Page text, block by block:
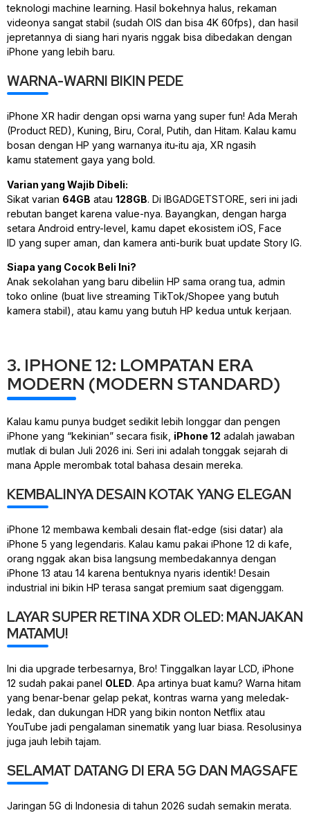
teknologi machine learning. Hasil bokehnya halus, rekaman
videonya sangat stabil (sudah OIS dan bisa 4K 60fps), dan hasil
jepretannya di siang hari nyaris nggak bisa dibedakan dengan
iPhone yang lebih baru.
WARNA-WARNI BIKIN PEDE
iPhone XR hadir dengan opsi warna yang super fun! Ada Merah
(Product RED), Kuning, Biru, Coral, Putih, dan Hitam. Kalau kamu
bosan dengan HP yang warnanya itu-itu aja, XR ngasih
kamu statement gaya yang bold.
Varian yang Wajib Dibeli:
Sikat varian 64GB atau 128GB. Di IBGADGETSTORE, seri ini jadi
rebutan banget karena value-nya. Bayangkan, dengan harga
setara Android entry-level , kamu dapet ekosistem iOS, Face
ID yang super aman, dan kamera anti-burik buat update Story IG.
Siapa yang Cocok Beli Ini?
Anak sekolahan yang baru dibeliin HP sama orang tua, admin
toko online (buat live streaming TikTok/Shopee yang butuh
kamera stabil), atau kamu yang butuh HP kedua untuk kerjaan.
3. IPHONE 12: LOMPATAN ERA
MODERN (MODERN STANDARD)
Kalau kamu punya budget sedikit lebih longgar dan pengen
iPhone yang “kekinian” secara fisik, iPhone 12 adalah jawaban
mutlak di bulan Juli 2026 ini. Seri ini adalah tonggak sejarah di
mana Apple merombak total bahasa desain mereka.
KEMBALINYA DESAIN KOTAK YANG ELEGAN
iPhone 12 membawa kembali desain flat-edge (sisi datar) ala
iPhone 5 yang legendaris. Kalau kamu pakai iPhone 12 di kafe,
orang nggak akan bisa langsung membedakannya dengan
iPhone 13 atau 14 karena bentuknya nyaris identik! Desain
industrial ini bikin HP terasa sangat premium saat digenggam.
LAYAR SUPER RETINA XDR OLED: MANJAKAN
MATAMU!
Ini dia upgrade terbesarnya, Bro! Tinggalkan layar LCD, iPhone
12 sudah pakai panel OLED. Apa artinya buat kamu? Warna hitam
yang benar-benar gelap pekat, kontras warna yang meledak-
ledak, dan dukungan HDR yang bikin nonton Netflix atau
YouTube jadi pengalaman sinematik yang luar biasa. Resolusinya
juga jauh lebih tajam.
SELAMAT DATANG DI ERA 5G DAN MAGSAFE
Jaringan 5G di Indonesia di tahun 2026 sudah semakin merata.